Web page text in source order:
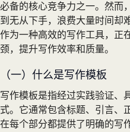
必备的核心竞争力之一。然而
到无从下手，浪费大量时间却
作为一种高效的写作工具，正
颈，提升写作效率和质量。
（一）什么是写作模板
写作模板是指经过实践验证、
式。它通常包含标题、引言、
在每个部分都提供了明确的写